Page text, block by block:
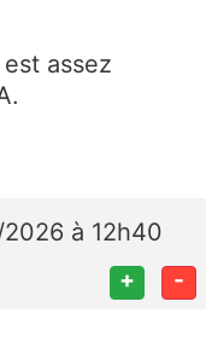
assez
à 12h40
+ -